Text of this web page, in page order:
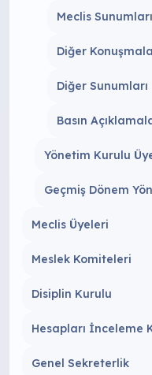
Meclis Sunumları
Diğer
Diğer Sunumları
Basın
Yönetim Kurulu
Geçmiş Dönem
Meclis Üyeleri
Meslek Komiteleri
Disiplin Kurulu
Hesapları İnceleme
Genel Sekreterlik